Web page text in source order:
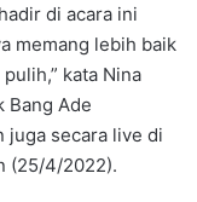
di acara ini
memang lebih baik
kata Nina
Bang Ade
juga secara live di
(25/4/2022).